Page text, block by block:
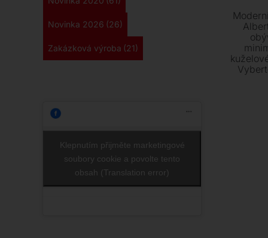
Novinka 2026 (26)
Zakázková výroba (21)
Klepnutím přijměte marketingové
soubory cookie a povolte tento
obsah (Translation error)
různé